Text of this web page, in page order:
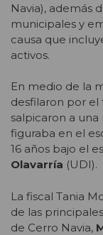
Navia), además
municipales y
causa que
activos.
En medio de la
desfilaron por
salpicaron a
figuraba en el
16 años bajo el
Olavarría (UDI).
La fiscal Tania
de las
de Cerro Navia,